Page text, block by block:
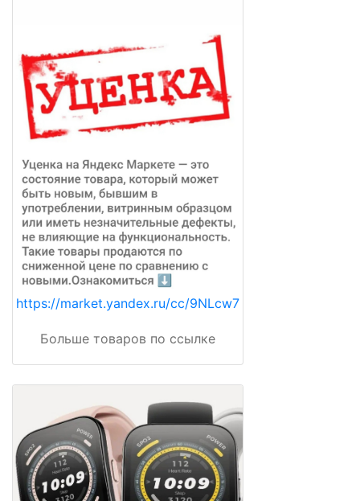
https://market.yandex.ru/cc/9NLcw7
Больше товаров по ссылке